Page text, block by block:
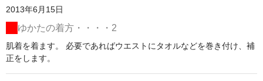
2013年6月15日
ゆかたの着方・・・・2
肌着を着ます。 必要であればウエストにタオルなどを巻き付け、補
正をします。